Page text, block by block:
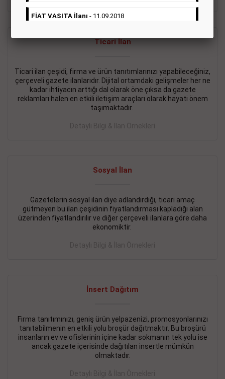
Ticari İlan
Ticari ilan çeşidi, firma ve ürün tanıtımlarınızı yapabileceğiniz,
çerçeveli gazete ilanlarıdır. Dijital ortamdaki gelişmeler her ne
kadar ihtiyacın arttığı dal olarak öne çıksa da gazete
reklamları halen en etkili iletişim araçları olarak hayati önem
taşımaktadır.
Detaylı Bilgi & İlan Örnekleri
Sosyal İlan
Gazetelerin sosyal ilan diye adlandırdığı, ticari amaç
gütmeyen bu ilan çeşidinin fiyatlandırması kapladığı alan
üzerinden fiyatlandırılır ve diğer çerçeveli ilanlara göre daha
ekonomiktir.
Detaylı Bilgi & İlan Örnekleri
İnsert Dağıtım
Firma tanıtımınızı, geniş ürün yelpazenizi, promosyonlarınızı
tanıtabilmenin en etkili yolu broşür dağıtmaktır. Bu broşürü
insanların ev ve ofislerinin içine kadar sokmanın tek yolu ise
ancak gazete içerisinde dağıtılan insertle mümkün
olmaktadır.
Detaylı Bilgi & İlan Örnekleri
FİAT VASITA İlanı - 11.09.2018
2.800.000e kurumsal mağaza.
BAKIRKÖY SATILIK İlanı- 11.09.2018
KARTALTEPEde kelepir 2+ 1 satılık daire
İŞYERİ KİRALIK İlanı- 11.09.2018
BEYLİKDÜZÜ Kavaklıda 4 katlı bina
DEVREMÜLK KİRALIK İlanı- 11.09.2018
SİNYE Tekstile Şoförlüğü olan 35 yaşını aşmamış, Depo
elemanı alınacaktır. Osmanbey, Şişli